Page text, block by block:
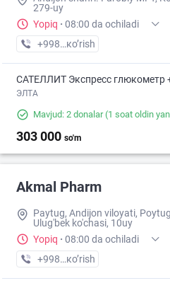
279-uy
Yopiq · 08:00 da ochiladi
+998 (90) XXX-XX-XX
кo’rish
САТЕЛЛИТ Экспресс глюкометр
ЭЛТА
Mavjud: 2 donalar(1 soat oldin
303 000 so'm
Akmal Pharm
Paytug, Andijon viloyati,
Ulug'bek ko'chasi, 10uy
Yopiq · 08:00 da ochiladi
+998 (90) XXX-XX-XX
кo’rish